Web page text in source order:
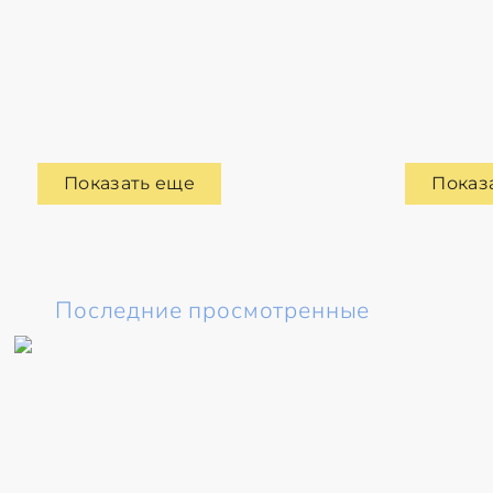
Показать еще
Последние просмотренные